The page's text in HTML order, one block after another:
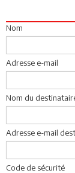
Nom
Adresse e-mail
Nom du
Adresse e-mail
Code de sécurité